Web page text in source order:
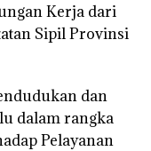
Kerja dari
Sipil Provinsi
dan
dalam rangka
Pelayanan